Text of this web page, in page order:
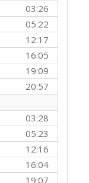
03:26
05:22
12:17
16:05
19:09
20:57
03:28
05:23
12:16
16:04
19:07